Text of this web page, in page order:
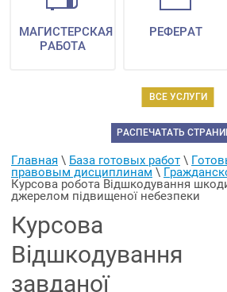
ВСЕ УСЛУГИ
МАГИСТЕРСКАЯ
РАБОТА
РЕФЕРАТ
РАСПЕЧАТАТЬ
Главная \ База готовых работ \
правовым дисциплинам \
Курсова робота Відшкодування
джерелом підвищеної небезпеки
Курсова
завданої